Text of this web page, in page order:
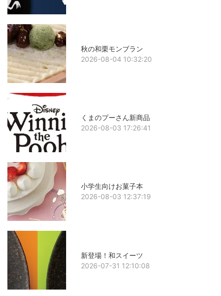
秋の和栗モンブラン
2026-08-04 10:32:20
くまのプーさん新商品
2026-08-03 17:26:41
小学生向けお菓子本
2026-08-03 12:37:19
新登場！和スイーツ
2026-07-31 12:10:08